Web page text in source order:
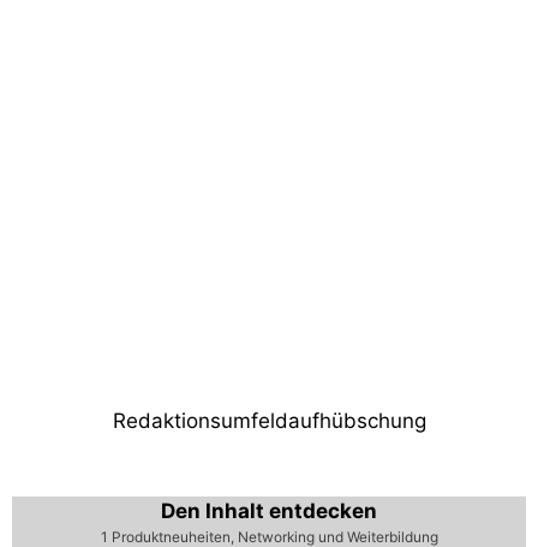
Redaktionsumfeldaufhübschung
Den Inhalt entdecken
1 Produktneuheiten, Networking und Weiterbildung